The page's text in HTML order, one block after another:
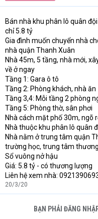
Bán nhà khu phân lô quân
chỉ 5.8 tỷ
Gia đình muốn chuyển nhà
nhà quận Thanh Xuân
Nhà 45m, 5 tầng, nhà mới,
về ở ngay
Tầng 1: Gara ô tô
Tầng 2: Phòng khách, nhà ăn
Tầng 3,4: Mỗi tầng 2 phòng
Tầng 5: Phòng thờ, sân phơi
Nhà cách mặt phố 30m, ngõ
Nhà thuộc khu phân lô quân
Nhà nằm ở trung tâm quận
trường học, trung tâm
Sổ vuông nở hậu
Giá: 5.8 tỷ - có thương lượng
Liên hệ xem nhà:
20/3/20
BẠN PHẢI ĐĂNG